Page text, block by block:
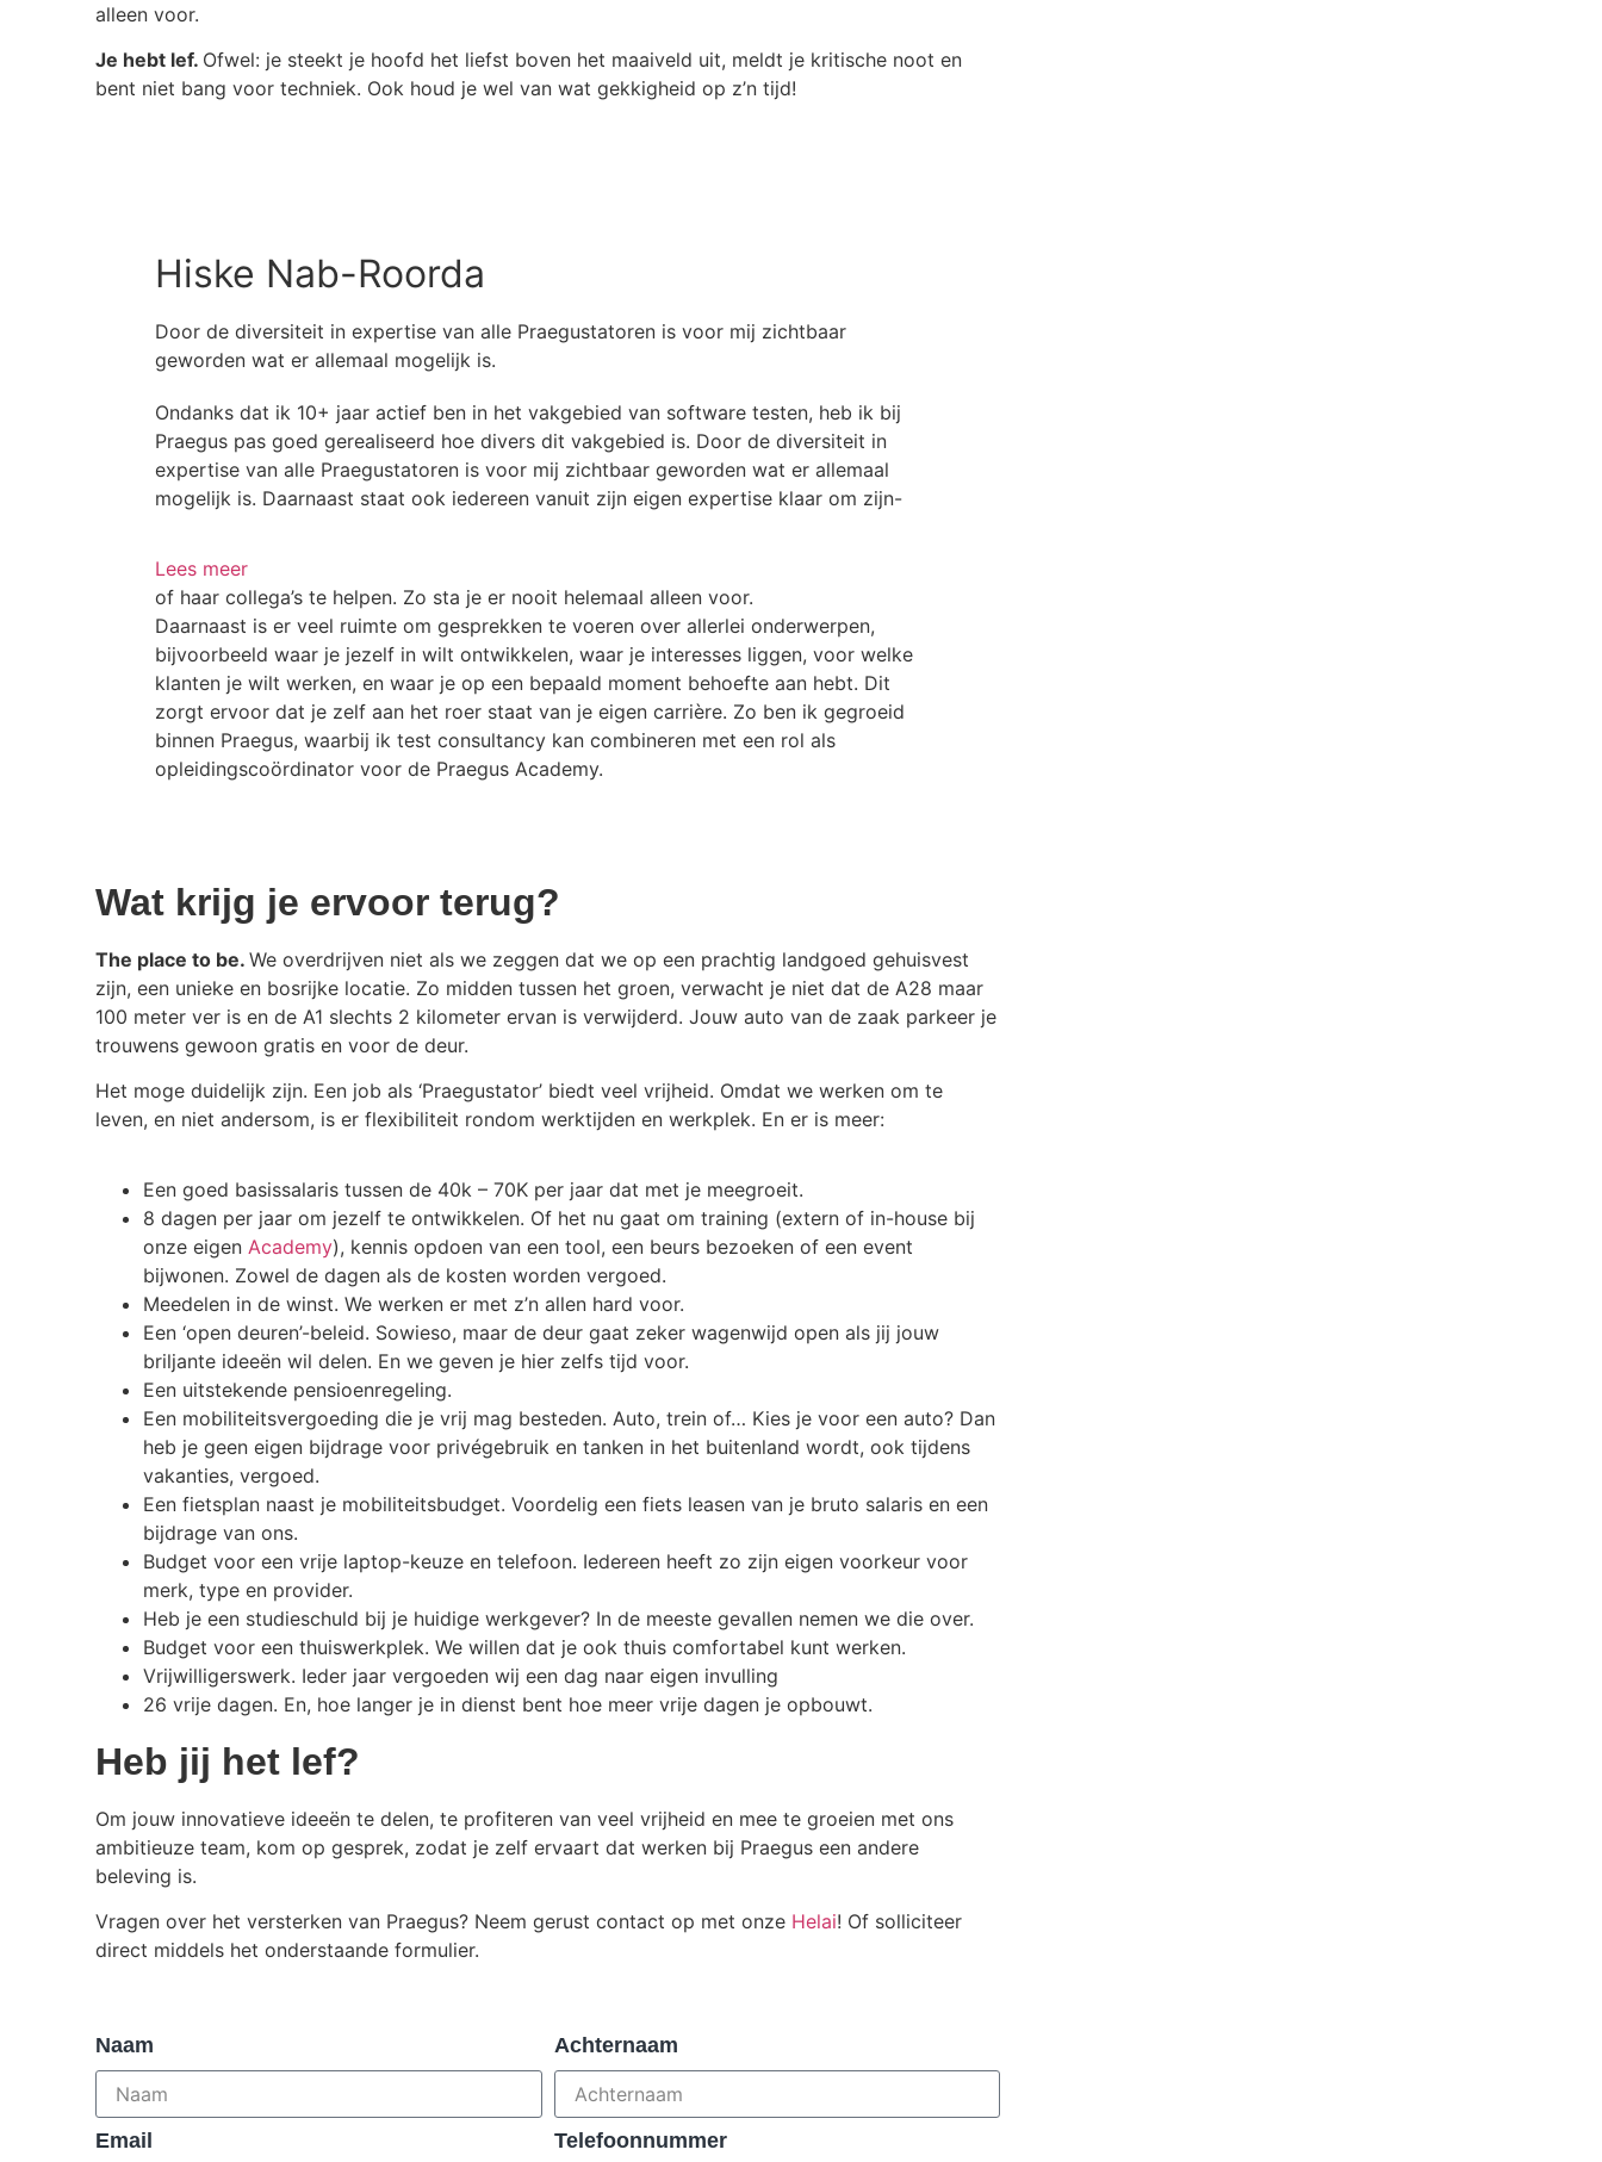
alleen voor.
Je hebt lef. Ofwel: je steekt je hoofd het liefst boven het maaiveld uit, meldt je kritische noot en
bent niet bang voor techniek. Ook houd je wel van wat gekkigheid op z’n tijd!
Hiske Nab-Roorda
Door de diversiteit in expertise van alle Praegustatoren is voor mij zichtbaar
geworden wat er allemaal mogelijk is.
Ondanks dat ik 10+ jaar actief ben in het vakgebied van software testen, heb ik bij
Praegus pas goed gerealiseerd hoe divers dit vakgebied is. Door de diversiteit in
expertise van alle Praegustatoren is voor mij zichtbaar geworden wat er allemaal
mogelijk is. Daarnaast staat ook iedereen vanuit zijn eigen expertise klaar om zijn-
Lees meer
of haar collega’s te helpen. Zo sta je er nooit helemaal alleen voor.
Daarnaast is er veel ruimte om gesprekken te voeren over allerlei onderwerpen,
bijvoorbeeld waar je jezelf in wilt ontwikkelen, waar je interesses liggen, voor welke
klanten je wilt werken, en waar je op een bepaald moment behoefte aan hebt. Dit
zorgt ervoor dat je zelf aan het roer staat van je eigen carrière. Zo ben ik gegroeid
binnen Praegus, waarbij ik test consultancy kan combineren met een rol als
opleidingscoördinator voor de Praegus Academy.
Wat krijg je ervoor terug?
The place to be. We overdrijven niet als we zeggen dat we op een prachtig landgoed gehuisvest
zijn, een unieke en bosrijke locatie. Zo midden tussen het groen, verwacht je niet dat de A28 maar
100 meter ver is en de A1 slechts 2 kilometer ervan is verwijderd. Jouw auto van de zaak parkeer je
trouwens gewoon gratis en voor de deur.
Het moge duidelijk zijn. Een job als ‘Praegustator’ biedt veel vrijheid. Omdat we werken om te
leven, en niet andersom, is er flexibiliteit rondom werktijden en werkplek. En er is meer:
Een goed basissalaris tussen de 40k – 70K per jaar dat met je meegroeit.
8 dagen per jaar om jezelf te ontwikkelen. Of het nu gaat om training (extern of in-house bij
onze eigen Academy), kennis opdoen van een tool, een beurs bezoeken of een event
bijwonen. Zowel de dagen als de kosten worden vergoed.
Meedelen in de winst. We werken er met z’n allen hard voor.
Een ‘open deuren’-beleid. Sowieso, maar de deur gaat zeker wagenwijd open als jij jouw
briljante ideeën wil delen. En we geven je hier zelfs tijd voor.
Een uitstekende pensioenregeling.
Een mobiliteitsvergoeding die je vrij mag besteden. Auto, trein of… Kies je voor een auto? Dan
heb je geen eigen bijdrage voor privégebruik en tanken in het buitenland wordt, ook tijdens
vakanties, vergoed.
Een fietsplan naast je mobiliteitsbudget. Voordelig een fiets leasen van je bruto salaris en een
bijdrage van ons.
Budget voor een vrije laptop-keuze en telefoon. Iedereen heeft zo zijn eigen voorkeur voor
merk, type en provider.
Heb je een studieschuld bij je huidige werkgever? In de meeste gevallen nemen we die over.
Budget voor een thuiswerkplek. We willen dat je ook thuis comfortabel kunt werken.
Vrijwilligerswerk. Ieder jaar vergoeden wij een dag naar eigen invulling
26 vrije dagen. En, hoe langer je in dienst bent hoe meer vrije dagen je opbouwt.
Heb jij het lef?
Om jouw innovatieve ideeën te delen, te profiteren van veel vrijheid en mee te groeien met ons
ambitieuze team, kom op gesprek, zodat je zelf ervaart dat werken bij Praegus een andere
beleving is.
Vragen over het versterken van Praegus? Neem gerust contact op met onze Helai! Of solliciteer
direct middels het onderstaande formulier.
Naam Achternaam
Email Telefoonnummer